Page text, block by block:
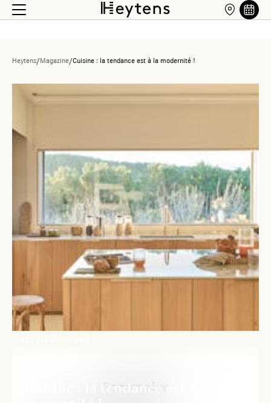
Heytens/Magazine/Cuisine : la tendance est à la modernité !
Cuisine : la tendance est à la
Sommaire